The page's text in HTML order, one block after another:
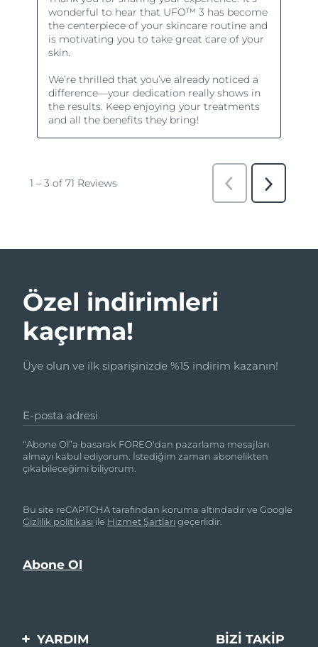
Özel indirimleri
kaçırma!
Üye olun ve ilk siparişinizde %15 indirim kazanın!
E-posta adresi
“Abone Ol”a basarak FOREO'dan pazarlama mesajları
almayı kabul ediyorum. İstediğim zaman abonelikten
çıkabileceğimi biliyorum.
Bu site reCAPTCHA tarafından koruma altındadır ve Google
Gizlilik politikası ile Hizmet Şartlarıgeçerlidir.
YARDIM BIZI TAKIP